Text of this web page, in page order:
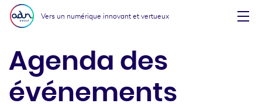
Aller au menu
Aller au contenu
Vers un numérique innovant et vertueux
Agenda des
événements